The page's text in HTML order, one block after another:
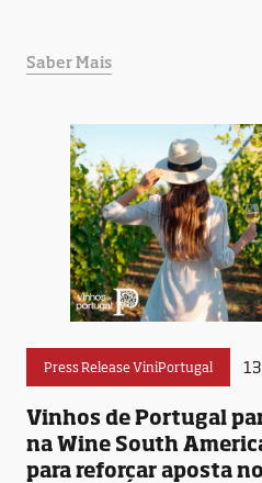
Saber Mais
Press Release ViniPortugal
Vinhos de Portugal
na Wine South
para reforçar aposta